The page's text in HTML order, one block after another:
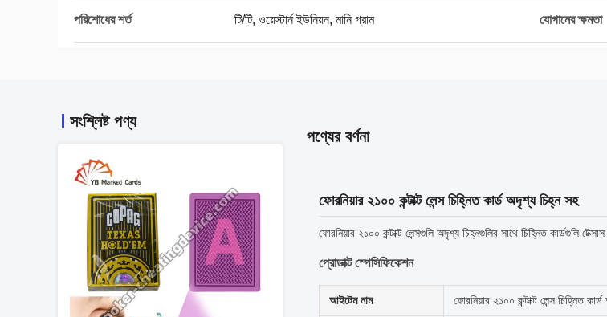
পরিশোধের শর্ত টি/টি, ওয়েস্টার্ন ইউনিয়ন, মানি গ্রাম যোগানের ক্ষমতা
সংশ্লিষ্ট পণ্য
পণ্যের বর্ণনা
ফোরনিয়ার ২১০০ কন্টাক্ট লেন্স চিহ্নিত কার্ড অদৃশ্য চিহ্ন সহ
ফোরনিয়ার ২১০০ কন্টাক্ট লেন্সগুলি অদৃশ্য চিহ্নগুলির সাথে চিহ্নিত কার্ডগুলি
প্রোডাক্ট স্পেসিফিকেশন
আইটেম নাম ফোরনিয়ার ২১০০ কন্টাক্ট লেন্স চিহ্নিত